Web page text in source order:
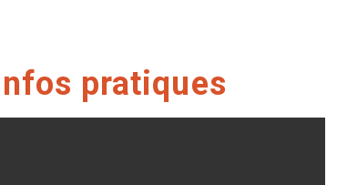
pratiques